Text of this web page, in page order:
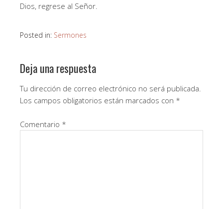
Dios, regrese al Señor.
Posted in: Sermones
Deja una respuesta
Tu dirección de correo electrónico no será publicada.
Los campos obligatorios están marcados con *
Comentario *